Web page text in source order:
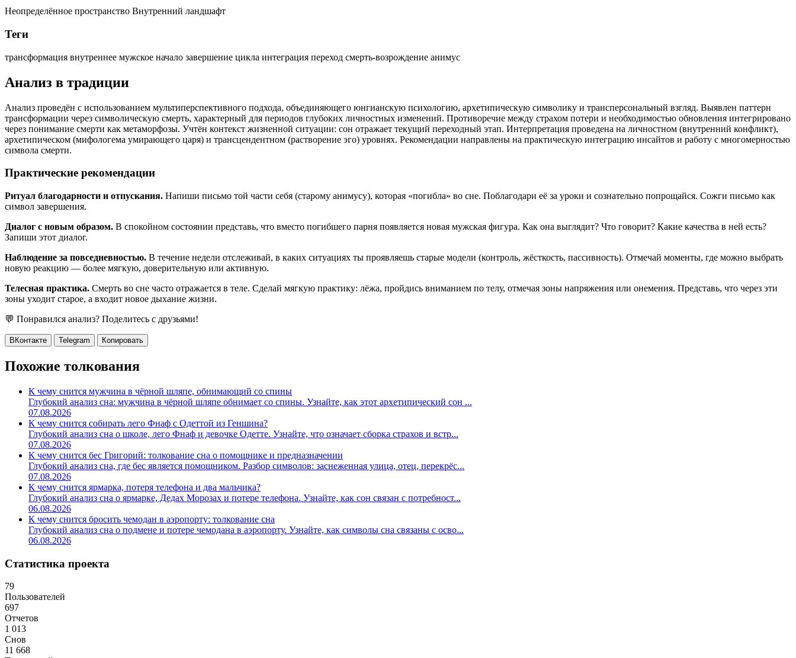
Неопределённое пространство Внутренний ландшафт
Теги
трансформация внутреннее мужское начало завершение цикла интеграция переход смерть-возрождение анимус
Анализ в традиции
Анализ проведён с использованием мультиперспективного подхода, объединяющего юнгианскую психологию, архетипическую символику и трансперсональный взгляд. Выявлен паттерн
трансформации через символическую смерть, характерный для периодов глубоких личностных изменений. Противоречие между страхом потери и необходимостью обновления интегрировано
через понимание смерти как метаморфозы. Учтён контекст жизненной ситуации: сон отражает текущий переходный этап. Интерпретация проведена на личностном (внутренний конфликт),
архетипическом (мифологема умирающего царя) и трансцендентном (растворение эго) уровнях. Рекомендации направлены на практическую интеграцию инсайтов и работу с многомерностью
символа смерти.
Практические рекомендации
Ритуал благодарности и отпускания. Напиши письмо той части себя (старому анимусу), которая «погибла» во сне. Поблагодари её за уроки и сознательно попрощайся. Сожги письмо как
символ завершения.
Диалог с новым образом. В спокойном состоянии представь, что вместо погибшего парня появляется новая мужская фигура. Как она выглядит? Что говорит? Какие качества в ней есть?
Запиши этот диалог.
Наблюдение за повседневностью. В течение недели отслеживай, в каких ситуациях ты проявляешь старые модели (контроль, жёсткость, пассивность). Отмечай моменты, где можно выбрать
новую реакцию — более мягкую, доверительную или активную.
Телесная практика. Смерть во сне часто отражается в теле. Сделай мягкую практику: лёжа, пройдись вниманием по телу, отмечая зоны напряжения или онемения. Представь, что через эти
зоны уходит старое, а входит новое дыхание жизни.
💬 Понравился анализ? Поделитесь с друзьями!
ВКонтакте Telegram Копировать
Похожие толкования
К чему снится мужчина в чёрной шляпе, обнимающий со спины
Глубокий анализ сна: мужчина в чёрной шляпе обнимает со спины. Узнайте, как этот архетипический сон ...
07.08.2026
К чему снится собирать лего Фнаф с Одеттой из Геншина?
Глубокий анализ сна о школе, лего Фнаф и девочке Одетте. Узнайте, что означает сборка страхов и встр...
07.08.2026
К чему снится бес Григорий: толкование сна о помощнике и предназначении
Глубокий анализ сна, где бес является помощником. Разбор символов: заснеженная улица, отец, перекрёс...
07.08.2026
К чему снится ярмарка, потеря телефона и два мальчика?
Глубокий анализ сна о ярмарке, Дедах Морозах и потере телефона. Узнайте, как сон связан с потребност...
06.08.2026
К чему снится бросить чемодан в аэропорту: толкование сна
Глубокий анализ сна о подмене и потере чемодана в аэропорту. Узнайте, как символы сна связаны с осво...
06.08.2026
Статистика проекта
79
Пользователей
697
Отчетов
1 013
Снов
11 668